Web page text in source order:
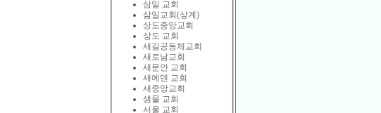
삼일 교회
삼일교회(상계)
상도중앙교회
상도 교회
새길공동체교회
새로남교회
새문안 교회
새에덴 교회
새중앙교회
샘물 교회
서울 교회